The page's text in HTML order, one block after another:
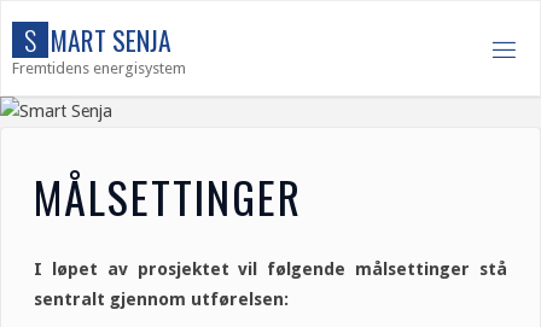
content
S MART SENJA
Fremtidens energisystem
MÅLSETTINGER
I løpet av prosjektet vil følgende målsettinger stå
sentralt gjennom utførelsen: